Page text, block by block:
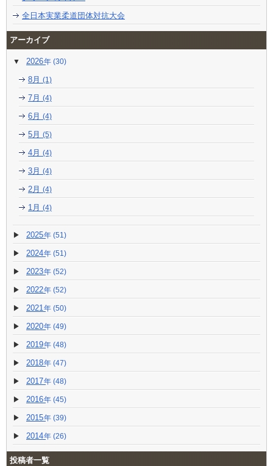
全日本実業柔道団体対抗大会
アーカイブ
2026 (30)
8月 (1)
7月 (4)
6月 (4)
5月 (5)
4月 (4)
3月 (4)
2月 (4)
1月 (4)
2025 (51)
2024 (51)
2023 (52)
2022 (52)
2021 (50)
2020 (49)
2019 (48)
2018 (47)
2017 (48)
2016 (45)
2015 (39)
2014 (26)
投稿者一覧